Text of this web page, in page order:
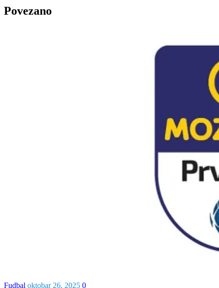
Povezano
Fudbal oktobar 26, 2025 0